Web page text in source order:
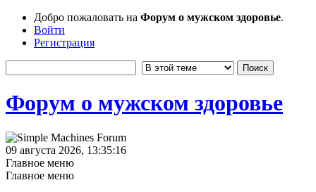
Добро пожаловать на Форум о мужском здоровье.
Войти
Регистрация
Форум о мужском здоровье
09 августа 2026, 13:35:16
Главное меню
Главное меню